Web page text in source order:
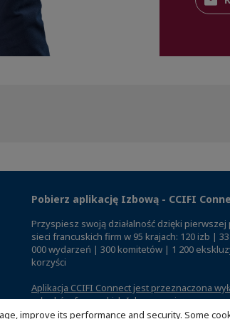
improve its performance and security. Some
Pobierz aplikację Izbową - CCIFI
Przyspiesz swoją działalność dzięki
sieci francuskich firm w 95 krajach: 120 izb |
000 wydarzeń | 300 komitetów | 1 200
korzyści
Aplikacja CCIFI Connect jest przeznaczona
członków francuskich Izb za granicą.